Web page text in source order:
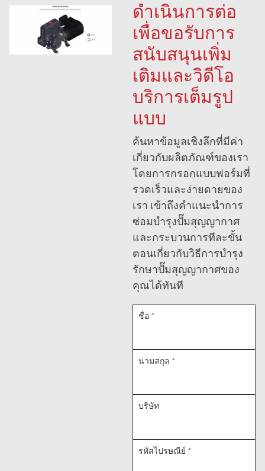
ดําเนินการต่อ
เพื่อขอรับการ
สนับสนุนเพิ่ม
เติมและวิดีโอ
บริการเต็มรูป
แบบ
ค้นหาข้อมูลเชิงลึกที่มีค่า
เกี่ยวกับผลิตภัณฑ์ของเรา
โดยการกรอกแบบฟอร์มที่
รวดเร็วและง่ายดายของ
เรา เข้าถึงคําแนะนําการ
ซ่อมบํารุงปั๊มสุญญากาศ
และกระบวนการทีละขั้น
ตอนเกี่ยวกับวิธีการบํารุง
รักษาปั๊มสุญญากาศของ
คุณได้ทันที
ชื่อ *
นามสกุล *
บริษัท
รหัสไปรษณีย์ *